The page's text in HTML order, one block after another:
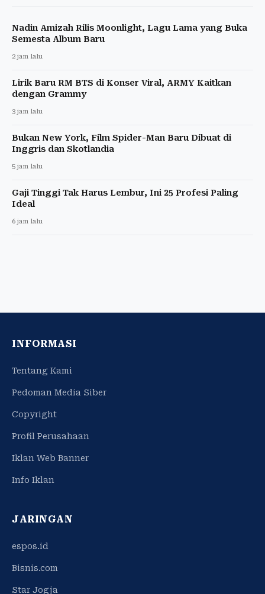
Nadin Amizah Rilis Moonlight, Lagu Lama yang Buka
Semesta Album Baru
2 jam lalu
Lirik Baru RM BTS di Konser Viral, ARMY Kaitkan
dengan Grammy
3 jam lalu
Bukan New York, Film Spider-Man Baru Dibuat di
Inggris dan Skotlandia
5 jam lalu
Gaji Tinggi Tak Harus Lembur, Ini 25 Profesi Paling
Ideal
6 jam lalu
INFORMASI
Tentang Kami
Pedoman Media Siber
Copyright
Profil Perusahaan
Iklan Web Banner
Info Iklan
JARINGAN
espos.id
Bisnis.com
Star Jogja